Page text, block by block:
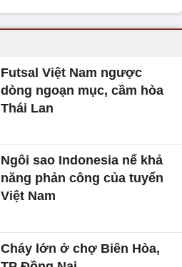
Futsal Việt Nam ngược
dòng ngoạn mục, cầm hòa
Thái Lan
Ngôi sao Indonesia nể khả
năng phản công của tuyển
Việt Nam
Cháy lớn ở chợ Biên Hòa,